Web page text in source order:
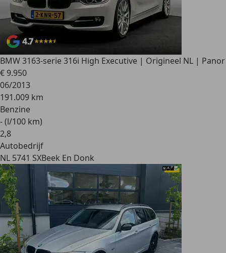
BMW 3163-serie 316i High Executive | Origineel NL | Panor
€ 9.950
06/2013
191.009 km
Benzine
- (l/100 km)
2,8
Autobedrijf
NL 5741 SXBeek En Donk